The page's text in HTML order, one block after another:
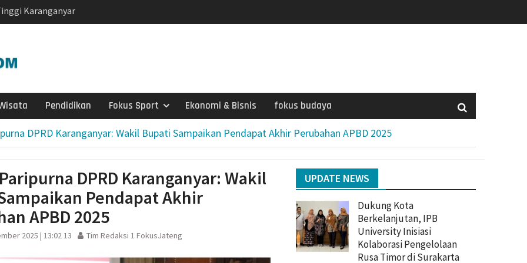
Karanganyar
Dorong
Keaktifan
ke-65, Kakwarnas
Ziarah Khidmat di
Protes Pakan
Kolaborasi
Timor di Surakarta
dan Kebakaran
Siagakan 479
Musim Kemarau
Pendidikan Fokus Sport Ekonomi & Bisnis fokus budaya
DPRD Karanganyar: Wakil Bupati Sampaikan Pendapat Akhir Perubahan APBD 2025
DPRD Karanganyar: Wakil
Pendapat Akhir
APBD 2025
2025 | 13:02 13 Tim Redaksi 1 FokusJateng
UPDATE NEWS
Dukung Kota
Berkelanjutan, IPB
University Inisiasi
Kolaborasi Pengelolaan
Rusa Timor di Surakarta